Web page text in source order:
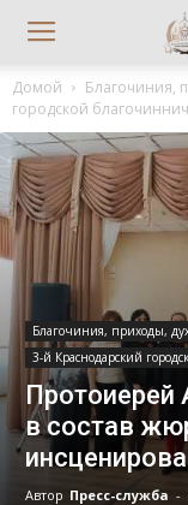
Домой Благочиния,
городской
Благочиния, приходы,
3-й Краснодарский
Протоиерей
в состав
Автор Пресс-служба -